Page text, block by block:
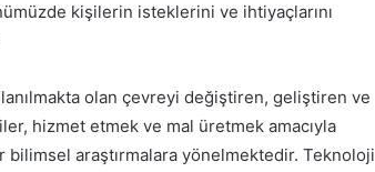
kişilerin isteklerini ve ihtiyaçlarını
olan çevreyi değiştiren, geliştiren ve
hizmet etmek ve mal üretmek amacıyla
bilimsel araştırmalara yönelmektedir. Teknoloji